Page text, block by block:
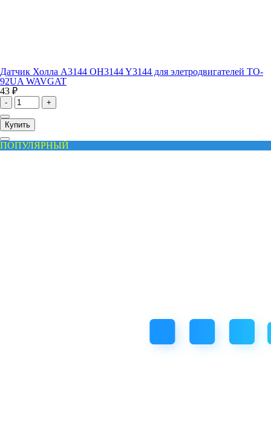
Датчик Холла A3144 OH3144 Y3144 для элетродвигателей TO-
92UA WAVGAT
43 ₽
- +
Купить
ПОПУЛЯРНЫЙ